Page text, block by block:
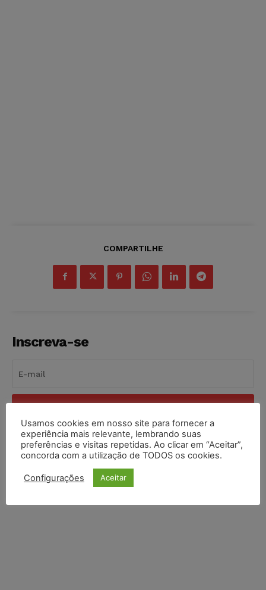
COMPARTILHE
Inscreva-se
Li e aceito aPolítica de Privacidade.
Usamos cookies em nosso site para fornecer a
experiência mais relevante, lembrando suas
preferências e visitas repetidas. Ao clicar em “Aceitar”,
concorda com a utilização de TODOS os cookies.
Configurações Aceitar